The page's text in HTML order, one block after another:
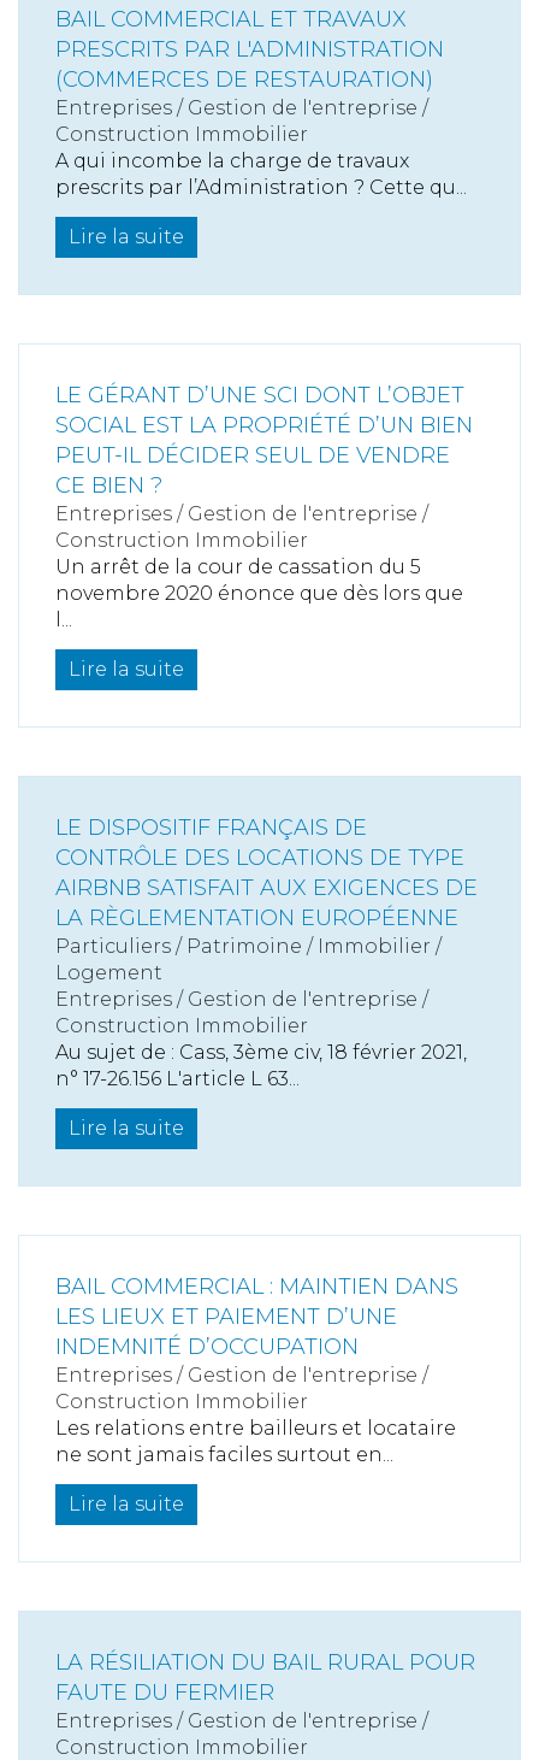
BAIL COMMERCIAL ET TRAVAUX
PRESCRITS PAR L'ADMINISTRATION
(COMMERCES DE RESTAURATION)
Entreprises / Gestion de l'entreprise /
Construction Immobilier
A qui incombe la charge de travaux
prescrits par l’Administration ? Cette qu...
Lire la suite
LE GÉRANT D’UNE SCI DONT L’OBJET
SOCIAL EST LA PROPRIÉTÉ D’UN BIEN
PEUT-IL DÉCIDER SEUL DE VENDRE
CE BIEN ?
Entreprises / Gestion de l'entreprise /
Construction Immobilier
Un arrêt de la cour de cassation du 5
novembre 2020 énonce que dès lors que
Lire la suite
LE DISPOSITIF FRANÇAIS DE
CONTRÔLE DES LOCATIONS DE TYPE
AIRBNB SATISFAIT AUX EXIGENCES DE
LA RÈGLEMENTATION EUROPÉENNE
Particuliers / Patrimoine / Immobilier /
Logement
Entreprises / Gestion de l'entreprise /
Construction Immobilier
Au sujet de : Cass, 3ème civ, 18 février 2021,
n° 17-26.156 L'article L 63...
Lire la suite
BAIL COMMERCIAL : MAINTIEN DANS
LES LIEUX ET PAIEMENT D’UNE
INDEMNITÉ D’OCCUPATION
Entreprises / Gestion de l'entreprise /
Construction Immobilier
Les relations entre bailleurs et locataire
ne sont jamais faciles surtout en...
Lire la suite
LA RÉSILIATION DU BAIL RURAL POUR
FAUTE DU FERMIER
Entreprises / Gestion de l'entreprise /
Construction Immobilier